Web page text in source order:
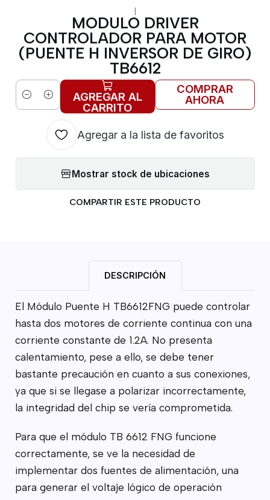
|
MODULO DRIVER
CONTROLADOR PARA MOTOR
(PUENTE H INVERSOR DE GIRO)
TB6612
Cantidad AGREGAR AL
CARRITO
COMPRAR
AHORA
Agregar a la lista de favoritos
Mostrar stock de ubicaciones
COMPARTIR ESTE PRODUCTO
DESCRIPCIÓN
El Módulo Puente H TB6612FNG puede controlar
hasta dos motores de corriente continua con una
corriente constante de 1.2A. No presenta
calentamiento, pese a ello, se debe tener
bastante precaución en cuanto a sus conexiones,
ya que si se llegase a polarizar incorrectamente,
la integridad del chip se vería comprometida.
Para que el módulo TB 6612 FNG funcione
correctamente, se ve la necesidad de
implementar dos fuentes de alimentación, una
para generar el voltaje lógico de operación